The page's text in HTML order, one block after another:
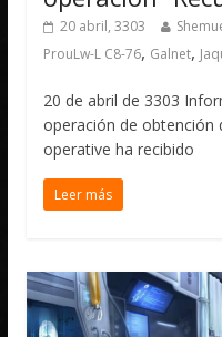
20 abril, 3303
Prou​​Lw-L C8-76, Galnet,
20 de abril de 3303
operación de obtención
operative ha recibido
Leer más